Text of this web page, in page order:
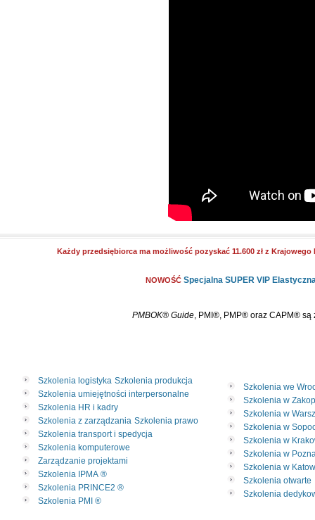
Każdy przedsiębiorca ma możliwość pozyskać 11.600 zł z
NOWOŚĆ Specjalna SUPER VIP
PMBOK® Guide , PMI®, PMP® oraz CAPM®
Szkolenia logistyka Szkolenia produkcja
Szkolenia umiejętności interpersonalne
Szkolenia HR i kadry
Szkolenia z zarządzania Szkolenia prawo
Szkolenia transport i spedycja
Szkolenia komputerowe
Zarządzanie projektami
Szkolenia IPMA ®
Szkolenia PRINCE2 ®
Szkolenia PMI ®
Szkolenia we
Szkolenia w
Szkolenia w
Szkolenia w
Szkolenia w
Szkolenia w
Szkolenia w
Szkolenia otwarte
Szkolenia